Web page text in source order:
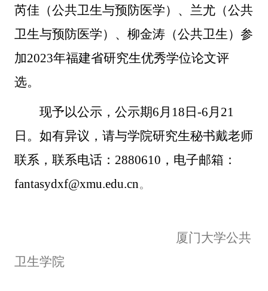
芮佳（公共卫生与预防医学）、兰尤（公共
卫生与预防医学）、柳金涛（公共卫生）参
加2023年福建省研究生优秀学位论文评
选。
现予以公示，公示期6月 18 日 -6月 21
日。如有异议，请与学院研究生秘书戴老师
联系，联系电话： 2880610 ，电子邮箱：
fantasydxf@xmu.edu.cn。
厦门大学公共
卫生学院